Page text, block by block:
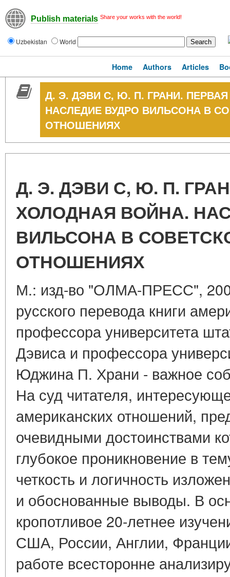
Publish materials Share your works with the world!
Uzbekistan World
Home Authors Articles
Д. Э. ДЭВИ С, Ю. П. ГРАНИ.
НАСЛЕДИЕ ВУДРО ВИЛЬСОНА В
ОТНОШЕНИЯХ
Д. Э. ДЭВИ С, Ю. П.
ХОЛОДНАЯ ВОЙНА.
ВИЛЬСОНА В
ОТНОШЕНИЯХ
М.: изд-во "ОЛМА-ПРЕСС",
русского перевода книги
профессора университета
Дэвиса и профессора
Юджина П. Храни - важное
На суд читателя,
американских отношений,
очевидными достоинствами
глубокое проникновение в
четкость и логичность
и обоснованные выводы. В
кропотливое 20-летнее
США, России, Англии,
работе всесторонне